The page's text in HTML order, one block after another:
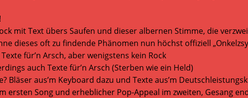
mit Text übers Saufen und dieser albernen Stimme, die
dieses oft zu findende Phänomen nun höchst offiziell
Texte für’n Arsch, aber wenigstens kein Rock
auch Texte für’n Arsch (Sterben wie ein Held)
Bläser aus’m Keyboard dazu und Texte aus’m
im ersten Song und erheblicher Pop-Appeal im zweiten, Gesang